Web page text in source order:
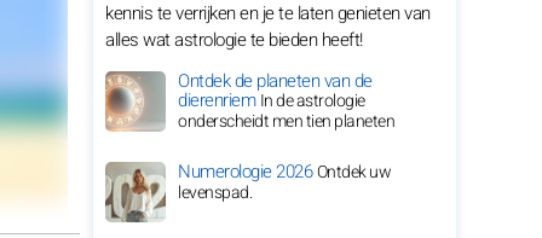
kennis te verrijken en je te laten genieten van
alles wat astrologie te bieden heeft!
Ontdek de planeten van de
dierenriemIn de astrologie
onderscheidt men tien planeten
Numerologie 2026Ontdek uw
levenspad.